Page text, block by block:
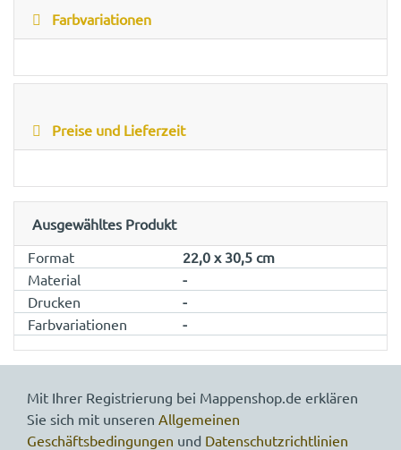
Farbvariationen
Preise und Lieferzeit
Ausgewähltes Produkt
Format
22,0 x 30,5 cm
Material
-
Drucken
-
Farbvariationen
-
Mit Ihrer Registrierung bei Mappenshop.de erklären
Sie sich mit unseren Allgemeinen
Geschäftsbedingungen und Datenschutzrichtlinien